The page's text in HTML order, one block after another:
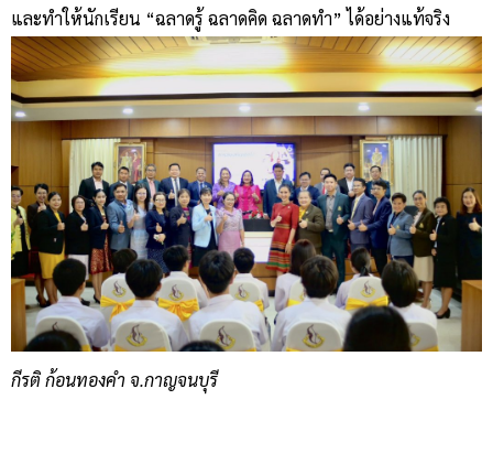
และทำให้นักเรียน “ฉลาดรู้ ฉลาดคิด ฉลาดทำ” ได้อย่างแท้จริง
กีรติ ก้อนทองคำ จ.กาญจนบุรี